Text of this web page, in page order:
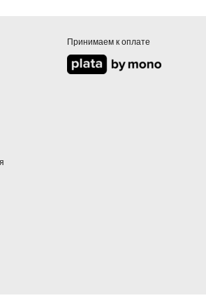
Принимаем к оплате